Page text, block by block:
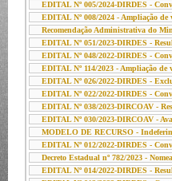
EDITAL Nº 005/2024-DIRDES -
EDITAL Nº 008/2024 - Ampliação de
Recomendação Administrativa do
EDITAL Nº 051/2023-DIRDES -
EDITAL Nº 048/2022-DIRDES -
EDITAL Nº 114/2023 - Ampliação de
EDITAL Nº 026/2022-DIRDES -
EDITAL Nº 022/2022-DIRDES -
EDITAL Nº 038/2023-DIRCOAV -
EDITAL Nº 030/2023-DIRCOAV -
MODELO DE RECURSO -
EDITAL Nº 012/2022-DIRDES -
Decreto Estadual nº 782/2023 -
EDITAL Nº 014/2022-DIRDES -